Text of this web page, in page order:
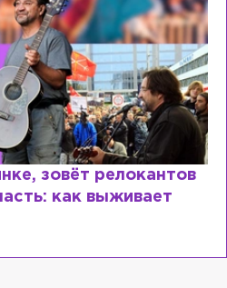
зовёт релокантов
как выживает